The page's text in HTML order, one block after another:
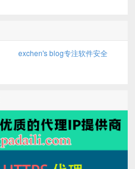
exchen's blog专注软件安全